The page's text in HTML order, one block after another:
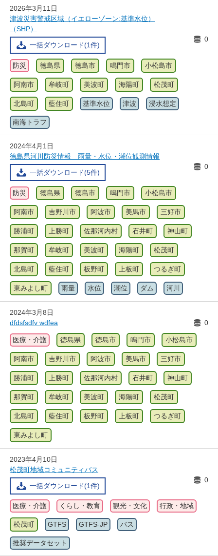
2026年3月11日
津波災害警戒区域（イエローゾーン:基準水位）
（SHP）
一括ダウンロード(1件)
0
防災 徳島県 徳島市 鳴門市 小松島市
阿南市 牟岐町 美波町 海陽町 松茂町
北島町 藍住町 基準水位 津波 浸水想定
南海トラフ
2024年4月1日
徳島県河川防災情報 雨量・水位・潮位観測情報
一括ダウンロード(5件)
0
防災 徳島県 徳島市 鳴門市 小松島市
阿南市 吉野川市 阿波市 美馬市 三好市
勝浦町 上勝町 佐那河内村 石井町 神山町
那賀町 牟岐町 美波町 海陽町 松茂町
北島町 藍住町 板野町 上板町 つるぎ町
東みよし町 雨量 水位 潮位 ダム 河川
2024年3月8日
dfdsfsdfv wdfea
0
医療・介護 徳島県 徳島市 鳴門市 小松島市
阿南市 吉野川市 阿波市 美馬市 三好市
勝浦町 上勝町 佐那河内村 石井町 神山町
那賀町 牟岐町 美波町 海陽町 松茂町
北島町 藍住町 板野町 上板町 つるぎ町
東みよし町
2023年4月10日
松茂町地域コミュニティバス
一括ダウンロード(1件)
0
医療・介護 くらし・教育 観光・文化 行政・地域
松茂町 GTFS GTFS-JP バス
推奨データセット